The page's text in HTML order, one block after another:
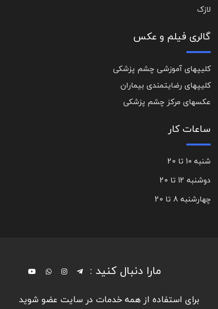
لازک
گالری فیلم و عکس
کلیپهای آموزشی چشم پزشکی
کلیپهای رضایتمندی بیماران
عکسهای مرکز چشم پزشکی
ساعات کار
شنبه 10 تا 20
دوشنبه 12 تا 20
چهارشنبه 8 تا 20
مارا دنبال کنید :
برای استفاده از همه خدمات در سایت عضو شوید